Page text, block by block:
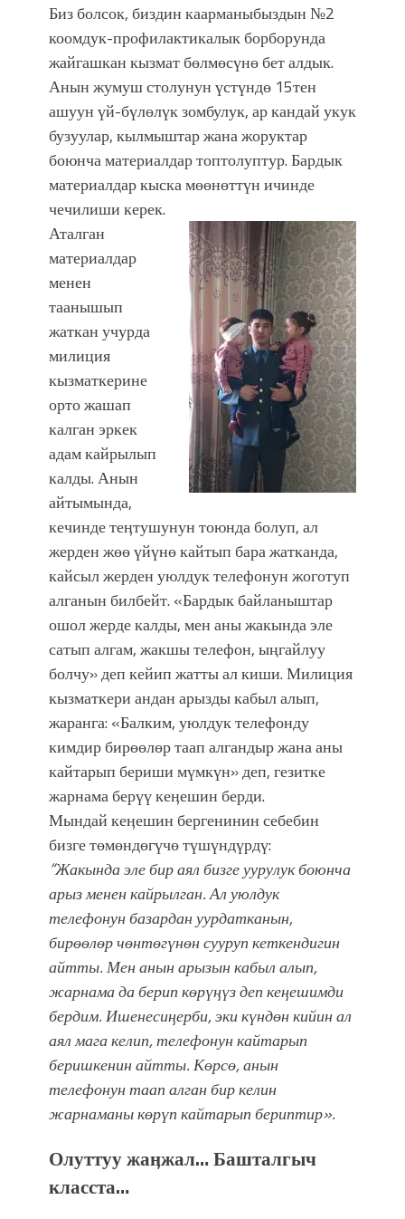
Биз болсок, биздин каарманыбыздын №2
коомдук-профилактикалык борборунда
жайгашкан кызмат бөлмөсүнө бет алдык.
Анын жумуш столунун үстүндө 15тен
ашуун үй-бүлөлүк зомбулук, ар кандай укук
бузуулар, кылмыштар жана жоруктар
боюнча материалдар топтолуптур. Бардык
материалдар кыска мөөнөттүн ичинде
чечилиши керек.
Аталган
материалдар
менен
таанышып
жаткан учурда
милиция
кызматкерине
орто жашап
калган эркек
адам кайрылып
калды. Анын
айтымында,
кечинде теӊтушунун тоюнда болуп, ал
жерден жөө үйүнө кайтып бара жатканда,
кайсыл жерден уюлдук телефонун жоготуп
алганын билбейт. «Бардык байланыштар
ошол жерде калды, мен аны жакында эле
сатып алгам, жакшы телефон, ыңгайлуу
болчу» деп кейип жатты ал киши. Милиция
кызматкери андан арызды кабыл алып,
жаранга: «Балким, уюлдук телефонду
кимдир бирөөлөр таап алгандыр жана аны
кайтарып бериши мүмкүн» деп, гезитке
жарнама берүү кеӊешин берди.
Мындай кеӊешин бергенинин себебин
бизге төмөндөгүчө түшүндүрдү:
“Жакында эле бир аял бизге уурулук боюнча
арыз менен кайрылган. Ал уюлдук
телефонун базардан уурдатканын,
бирөөлөр чөнтөгүнөн сууруп кеткендигин
айтты. Мен анын арызын кабыл алып,
жарнама да берип көрүӊүз деп кеӊешимди
бердим. Ишенесиӊерби, эки күндөн кийин ал
аял мага келип, телефонун кайтарып
беришкенин айтты. Көрсө, анын
телефонун таап алган бир келин
жарнаманы көрүп кайтарып бериптир».
Олуттуу жаӊжал… Башталгыч
класста…